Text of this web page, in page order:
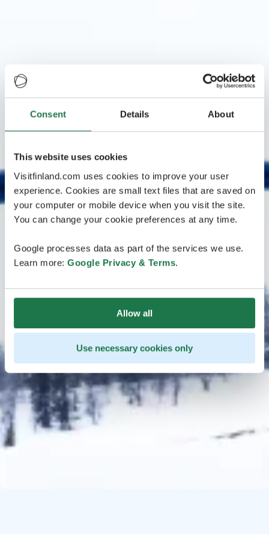
Consent Details About
This website uses cookies
Visitfinland.com uses cookies to improve your user
experience. Cookies are small text files that are saved on
your computer or mobile device when you visit the site.
You can change your cookie preferences at any time.
Google processes data as part of the services we use.
Learn more: Google Privacy & Terms.
Allow all
Use necessary cookies only